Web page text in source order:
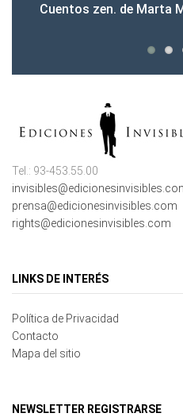
zen. de Marta Millà
Tel.: 93-453.55.00
prensa@edicionesinvisibles.com
rights@edicionesinvisibles.com
LINKS DE INTERÉS
Política de Privacidad
Contacto
Mapa del sitio
NEWSLETTER REGISTRARSE